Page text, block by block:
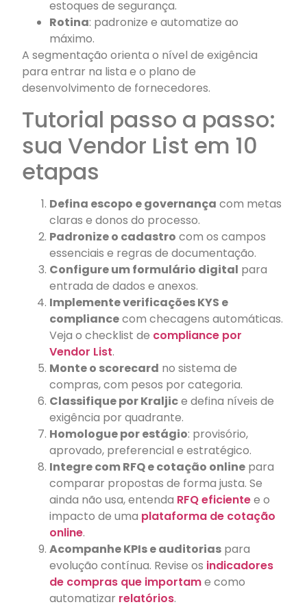
estoques de segurança.
Rotina: padronize e automatize ao
máximo.
A segmentação orienta o nível de exigência
para entrar na lista e o plano de
desenvolvimento de fornecedores.
Tutorial passo a passo:
sua Vendor List em 10
etapas
Defina escopo e governança com metas
claras e donos do processo.
Padronize o cadastro com os campos
essenciais e regras de documentação.
Configure um formulário digital para
entrada de dados e anexos.
Implemente verificações KYS e
compliancecom checagens automáticas.
Veja o checklist de compliance por
Vendor List.
Monte o scorecard no sistema de
compras, com pesos por categoria.
Classifique por Kraljice defina níveis de
exigência por quadrante.
Homologue por estágio: provisório,
aprovado, preferencial e estratégico.
Integre com RFQ e cotação online para
comparar propostas de forma justa. Se
ainda não usa, entenda RFQ eficientee o
impacto de uma plataforma de cotação
online.
Acompanhe KPIs e auditorias para
evolução contínua. Revise os indicadores
de compras que importame como
automatizar relatórios.